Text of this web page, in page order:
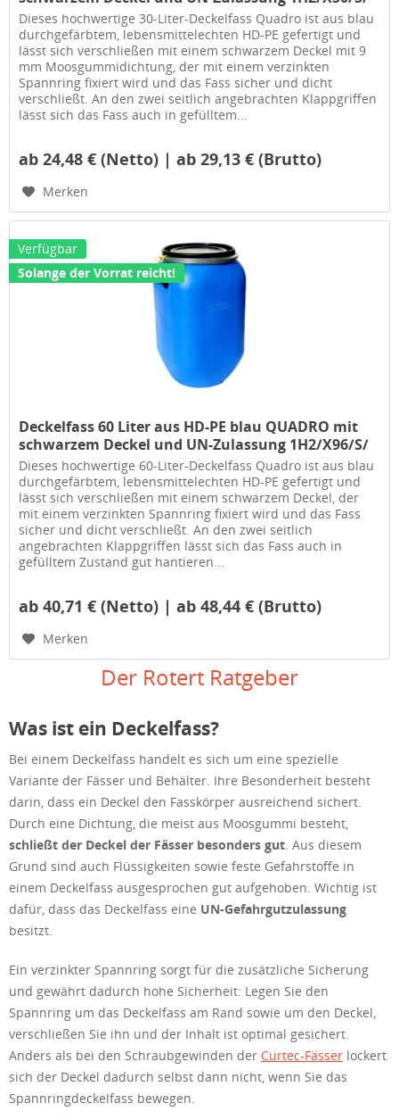
Dieses hochwertige 30-Liter-Deckelfass Quadro ist aus blau
durchgefärbtem, lebensmittelechten HD-PE gefertigt und
lässt sich verschließen mit einem schwarzem Deckel mit 9
mm Moosgummidichtung, der mit einem verzinkten
Spannring fixiert wird und das Fass sicher und dicht
verschließt. An den zwei seitlich angebrachten Klappgriffen
lässt sich das Fass auch in gefülltem...
ab 24,48 € (Netto) | ab 29,13 € (Brutto)
Merken
Verfügbar
Solange der Vorrat reicht!
Deckelfass 60 Liter aus HD-PE blau QUADRO mit
schwarzem Deckel und UN-Zulassung 1H2/X96/S/
Dieses hochwertige 60-Liter-Deckelfass Quadro ist aus blau
durchgefärbtem, lebensmittelechten HD-PE gefertigt und
lässt sich verschließen mit einem schwarzem Deckel, der
mit einem verzinkten Spannring fixiert wird und das Fass
sicher und dicht verschließt. An den zwei seitlich
angebrachten Klappgriffen lässt sich das Fass auch in
gefülltem Zustand gut hantieren...
ab 40,71 € (Netto) | ab 48,44 € (Brutto)
Merken
Der Rotert Ratgeber
Was ist ein Deckelfass?
Bei einem Deckelfass handelt es sich um eine spezielle
Variante der Fässer und Behälter. Ihre Besonderheit besteht
darin, dass ein Deckel den Fasskörper ausreichend sichert.
Durch eine Dichtung, die meist aus Moosgummi besteht,
schließt der Deckel der Fässer besonders gut. Aus diesem
Grund sind auch Flüssigkeiten sowie feste Gefahrstoffe in
einem Deckelfass ausgesprochen gut aufgehoben. Wichtig ist
dafür, dass das Deckelfass eine UN-Gefahrgutzulassung
besitzt.
Ein verzinkter Spannring sorgt für die zusätzliche Sicherung
und gewährt dadurch hohe Sicherheit: Legen Sie den
Spannring um das Deckelfass am Rand sowie um den Deckel,
verschließen Sie ihn und der Inhalt ist optimal gesichert.
Anders als bei den Schraubgewinden der Curtec-Fässer lockert
sich der Deckel dadurch selbst dann nicht, wenn Sie das
Spannringdeckelfass bewegen.